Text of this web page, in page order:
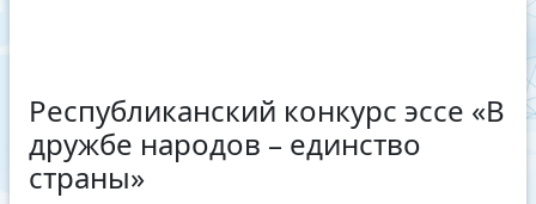
Республиканский конкурс эссе «В
дружбе народов – единство
страны»